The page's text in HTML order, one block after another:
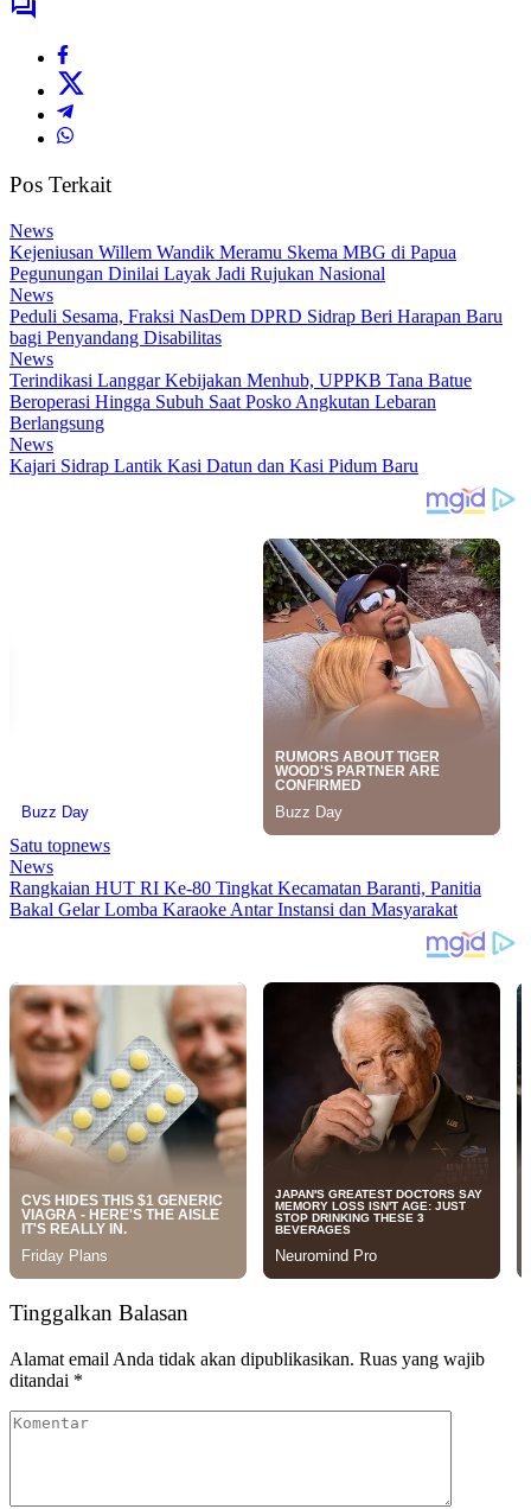
Pos Terkait
News
Kejeniusan Willem Wandik Meramu Skema MBG di Papua
Pegunungan Dinilai Layak Jadi Rujukan Nasional
News
Peduli Sesama, Fraksi NasDem DPRD Sidrap Beri Harapan Baru
bagi Penyandang Disabilitas
News
Terindikasi Langgar Kebijakan Menhub, UPPKB Tana Batue
Beroperasi Hingga Subuh Saat Posko Angkutan Lebaran
Berlangsung
News
Kajari Sidrap Lantik Kasi Datun dan Kasi Pidum Baru
Satu topnews
News
Rangkaian HUT RI Ke-80 Tingkat Kecamatan Baranti, Panitia
Bakal Gelar Lomba Karaoke Antar Instansi dan Masyarakat
Tinggalkan Balasan
Alamat email Anda tidak akan dipublikasikan. Ruas yang wajib
ditandai *